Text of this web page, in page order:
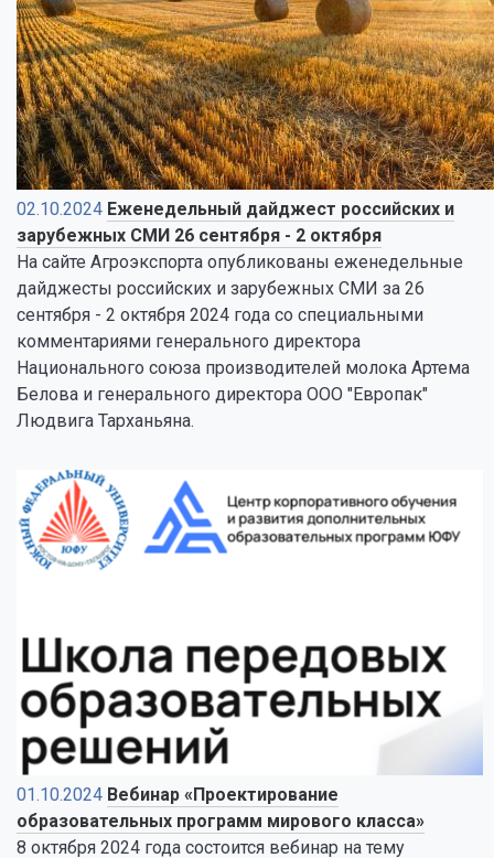
02.10.2024 Еженедельный дайджест российских и
зарубежных СМИ 26 сентября - 2 октября
На сайте Агроэкспорта опубликованы еженедельные
дайджесты российских и зарубежных СМИ за 26
сентября - 2 октября 2024 года со специальными
комментариями генерального директора
Национального союза производителей молока Артема
Белова и генерального директора ООО "Европак"
Людвига Тарханьяна.
01.10.2024 Вебинар «Проектирование
образовательных программ мирового класса»
8 октября 2024 года состоится вебинар на тему